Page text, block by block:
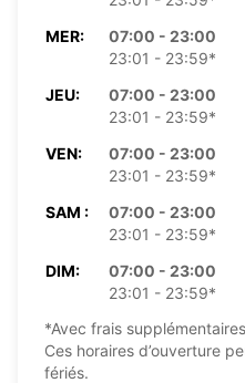
MER:
07:00 - 23:00
23:01 - 23:59*
JEU:
07:00 - 23:00
23:01 - 23:59*
VEN:
07:00 - 23:00
23:01 - 23:59*
SAM :
07:00 - 23:00
23:01 - 23:59*
DIM:
07:00 - 23:00
23:01 - 23:59*
*Avec frais supplémentaires
Ces horaires d’ouverture
fériés.